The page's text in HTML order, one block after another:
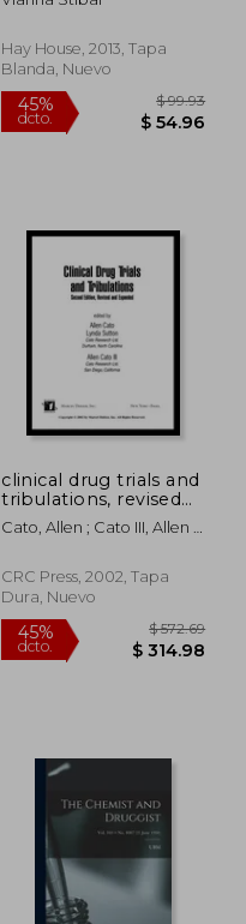
45%
Inglés)
Hay House, 2013, Tapa
Blanda, Nuevo
clinical drug trials and
tribulations, revised
and expanded (en
Inglés)
Cato, Allen ; Cato III, Allen ;
CRC Press, 2002, Tapa
Dura, Nuevo